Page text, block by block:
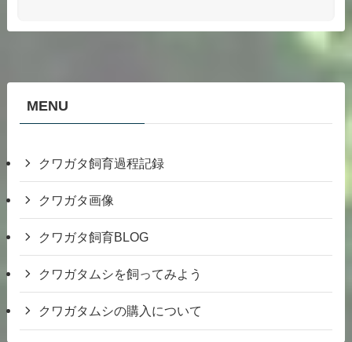
MENU
クワガタ飼育過程記録
クワガタ画像
クワガタ飼育BLOG
クワガタムシを飼ってみよう
クワガタムシの購入について